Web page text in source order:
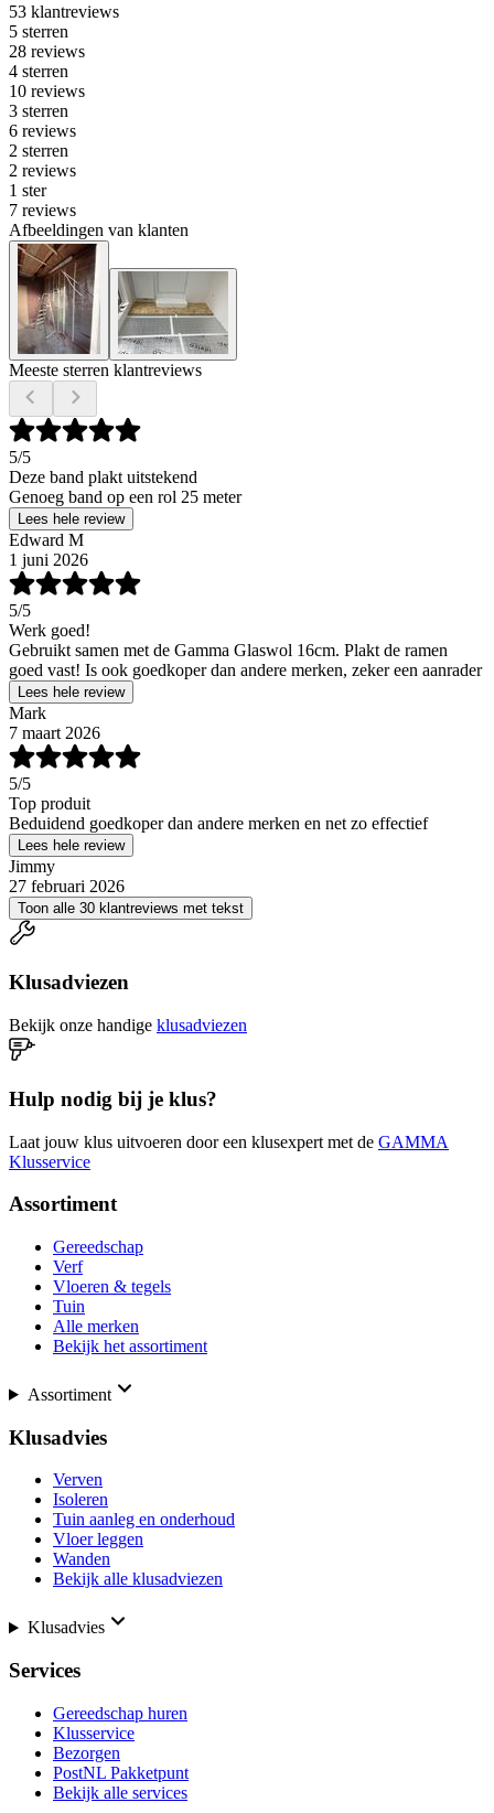
53 klantreviews
5 sterren
28 reviews
4 sterren
10 reviews
3 sterren
6 reviews
2 sterren
2 reviews
1 ster
7 reviews
Afbeeldingen van klanten
Meeste sterren klantreviews
5/5
Deze band plakt uitstekend
Genoeg band op een rol 25 meter
Lees hele review
Edward M
1 juni 2026
5/5
Werk goed!
Gebruikt samen met de Gamma Glaswol 16cm. Plakt de ramen
goed vast! Is ook goedkoper dan andere merken, zeker een aanrader
Lees hele review
Mark
7 maart 2026
5/5
Top produit
Beduidend goedkoper dan andere merken en net zo effectief
Lees hele review
Jimmy
27 februari 2026
Toon alle 30 klantreviews met tekst
Klusadviezen
Bekijk onze handige klusadviezen
Hulp nodig bij je klus?
Laat jouw klus uitvoeren door een klusexpert met de GAMMA
Klusservice
Assortiment
Gereedschap
Verf
Vloeren & tegels
Tuin
Alle merken
Bekijk het assortiment
Assortiment
Klusadvies
Verven
Isoleren
Tuin aanleg en onderhoud
Vloer leggen
Wanden
Bekijk alle klusadviezen
Klusadvies
Services
Gereedschap huren
Klusservice
Bezorgen
PostNL Pakketpunt
Bekijk alle services